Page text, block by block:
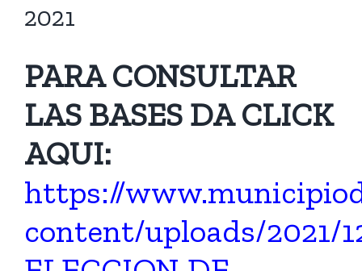
2021
PARA CONSULTAR
LAS BASES DA CLICK
AQUI:
https://
content/uploads/2021/